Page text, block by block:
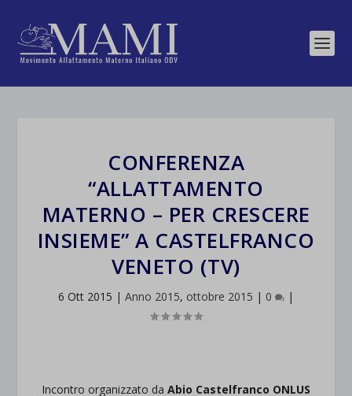
CONFERENZA
“ALLATTAMENTO
MATERNO – PER CRESCERE
INSIEME” A CASTELFRANCO
VENETO (TV)
6 Ott 2015 | Anno 2015, ottobre 2015 | 0 |
Incontro organizzato da Abio Castelfranco ONLUS